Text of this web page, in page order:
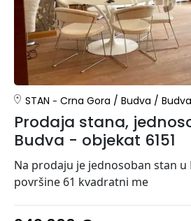
STAN Crna Gora / Budva / Budva
Prodaja stana,
Budva - objekat 6151
Na prodaju je jednosoban stan u
površine 61 kvadratni me